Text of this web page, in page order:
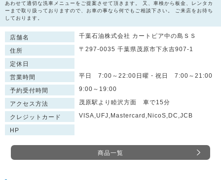
あわせて適切な洗車メニューをご提案させて頂きます。 又、車検から板金、レンタカ
ーまで取り扱っておりますので、お車の事なら何でもご相談下さい。 ご来店をお待ち
しております。
店舗名 千葉石油株式会社 カートピア中の島ＳＳ
住所 〒297-0035 千葉県茂原市下永吉907-1
定休日
営業時間
平日 7:00～22:00日曜・祝日 7:00～21:00
予約受付時間 9:00～19:00
アクセス方法 茂原駅より睦沢方面 車で15分
クレジットカード VISA,UFJ,Mastercard,NicoS,DC,JCB
HP
商品一覧